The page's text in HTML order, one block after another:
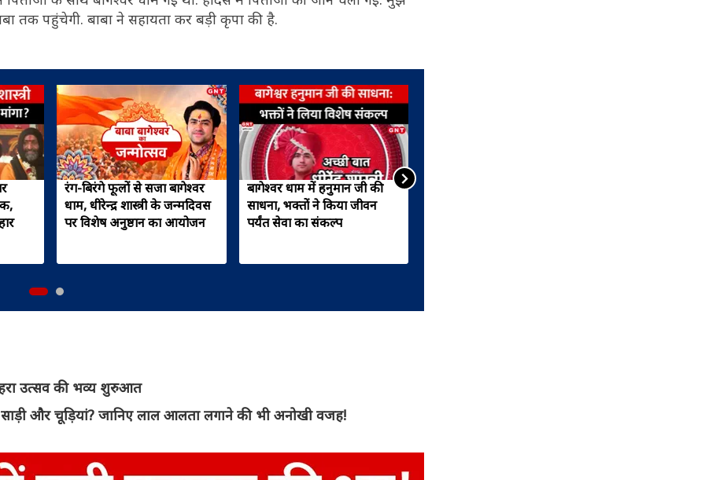
तक पहुंचेगी. बाबा ने सहायता कर बड़ी कृपा की है.
रंग-बिरंगे फूलों से सजा बागेश्वर
धाम, धीरेन्द्र शास्त्री के जन्मदिवस
पर विशेष अनुष्ठान का आयोजन
बागेश्वर धाम में हनुमान जी की
साधना, भक्तों ने किया जीवन
पर्यंत सेवा का संकल्प
उत्सव की भव्य शुरुआत
और चूड़ियां? जानिए लाल आलता लगाने की भी अनोखी वजह!